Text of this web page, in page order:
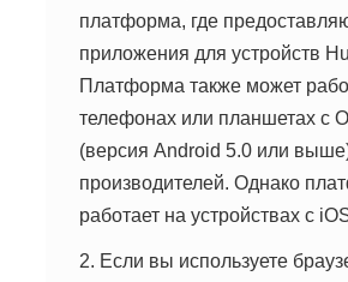
платформа, где
приложения для устройств
Платформа также может
телефонах или планшетах с
(версия Android 5.0 или
производителей. Однако
работает на устройствах с
2. Если вы используете